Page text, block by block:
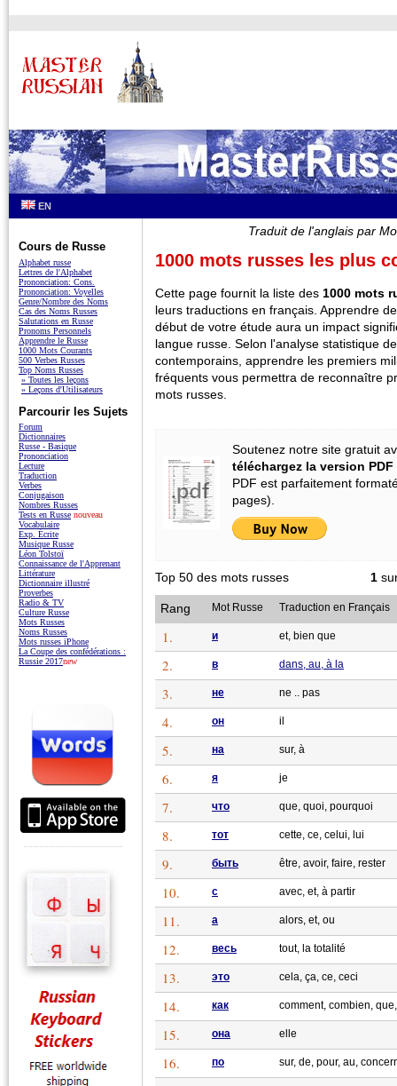
EN
Traduit de l'anglais par
1000 mots russes les plus
Cette page fournit la liste des 1000 mots
leurs traductions en français. Apprendre
début de votre étude aura un impact
langue russe. Selon l'analyse statistique
contemporains, apprendre les premiers
fréquents vous permettra de reconnaître
mots russes.
Soutenez notre site gratuit
téléchargez la version
PDF est parfaitement
pages).
Top 50 des mots russes 1
Rang Mot Russe Traduction en Français
1. и et, bien que
2. в dans, au, à la
3. не ne .. pas
4. он il
5. на sur, à
6. я je
7. что que, quoi, pourquoi
8. тот cette, ce, celui, lui
9. быть être, avoir, faire, rester
10. с avec, et, à partir
11. а alors, et, ou
12. весь tout, la totalité
13. это cela, ça, ce, ceci
14. как comment, combien,
15. она elle
16. по sur, de, pour, au,
Cours de Russe
Alphabet russe
Lettres de l'Alphabet
Prononciation: Cons.
Prononciation: Voyelles
Genre/Nombre des Noms
Cas des Noms Russes
Salutations en Russe
Pronoms Personnels
Apprendre le Russe
1000 Mots Courants
500 Verbes Russes
Top Noms Russes
» Toutes les leçons
» Leçons d'Utilisateurs
Parcourir les Sujets
Forum
Dictionnaires
Russe - Basique
Prononciation
Lecture
Traduction
Verbes
Conjugaison
Nombres Russes
Tests en Russe nouveau
Vocabulaire
Exp. Écrite
Musique Russe
Léon Tolstoï
Connaissance de l'Apprenant
Littérature
Dictionnaire illustré
Proverbes
Radio & TV
Culture Russe
Mots Russes
Noms Russes
Mots russes iPhone
La Coupe des confédérations :
Russie 2017new